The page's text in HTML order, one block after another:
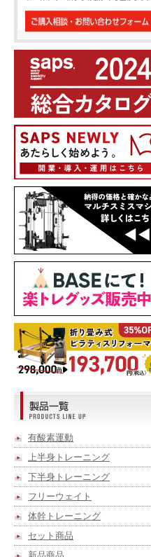
有酸素運動
上半身トレーニング
下半身トレーニング
フリーウェイト
体幹トレーニング
セット商品